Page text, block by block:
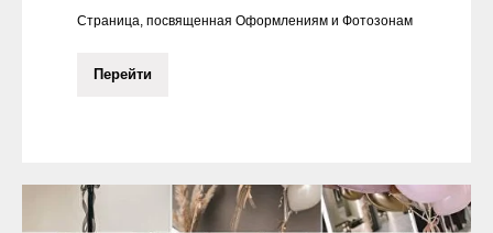
Страница, посвященная Оформлениям и Фотозонам
Перейти